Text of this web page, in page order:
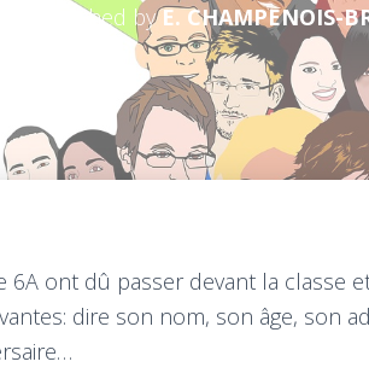
Published byE. CHAMPENOIS-
6A ont dû passer devant la classe
dire son nom, son âge, son